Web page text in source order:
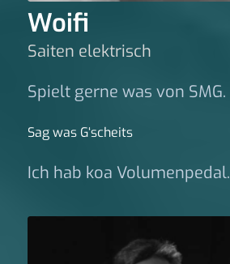
Woifi
Saiten elektrisch
Spielt gerne was von SMG.
Sag was G‘scheits
Ich hab koa Volumenpedal.